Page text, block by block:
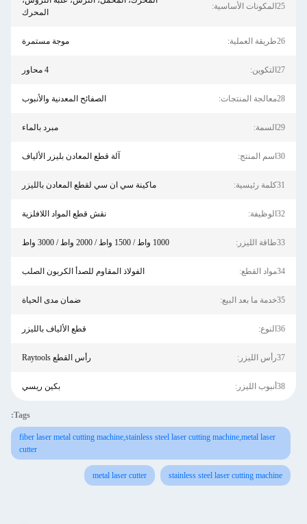
25المكونات الأساسية:
المحرك
26طريقة العملية: موجة مستمرة
27التكوين: 4 محاور
28معالجة المنتجات: الصفائح المعدنية والأنبوب
29السمة: مبرد بالماء
30اسم المنتج: آلة قطع المعادن بليزر الألياف
31كلمة رئيسية: ماكينة سي ان سي لقطع المعادن بالليزر
32الوظيفة: نقش قطع المواد اللافلزية
33طاقة الليزر: 1000 واط / 1500 واط / 2000 واط / 3000 واط
34مواد القطع: الفولاذ المقاوم للصدأ الكربون الصلب
35خدمة ما بعد البيع: ضمان مدى الحياة
36النوع: قطع الألياف بالليزر
37رأس الليزر: رأس القطع Raytools
38أنبوب الليزر: بكين ريسي
Tags:
fiber laser metal cutting machine,stainless steel laser cutting machine,metal laser
cutter
stainless steel laser cutting machine
metal laser cutter